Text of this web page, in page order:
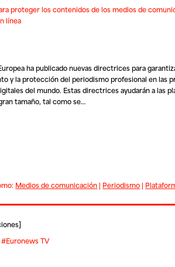
proteger los contenidos de los medios de
línea
ha publicado nuevas directrices para
y la protección del periodismo profesional en las
del mundo. Estas directrices ayudarán a las
tamaño, tal como se…
Medios de comunicación | Periodismo |
]
TV